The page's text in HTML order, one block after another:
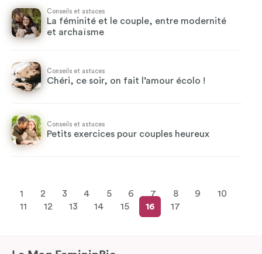
Conseils et astuces
La féminité et le couple, entre modernité
et archaïsme
Conseils et astuces
Chéri, ce soir, on fait l’amour écolo !
Conseils et astuces
Petits exercices pour couples heureux
1 2 3 4 5 6 7 8 9
10
11
12 13 14 15 16 17